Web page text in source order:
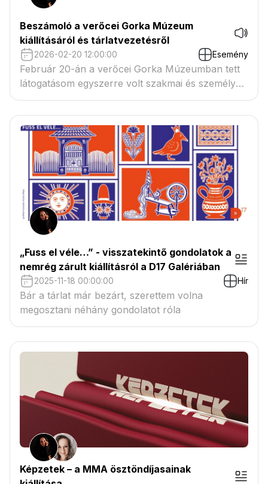
Beszámoló a verőcei Gorka Múzeum
kiállításáról és tárlatvezetésről
2026-02-20 12:00:00 Esemény
Február 20-án a verőcei Gorka Múzeumban tett
látogatásom egyszerre volt szakmai és személyes
élmény.
„Fuss el véle…” - visszatekintő gondolatok a
nemrég zárult kiállításról a D17 Galériában
2025-11-18 00:00:00 Hír
Bár a tárlat már bezárt, szerettem volna
megosztani néhány gondolatot róla
Képzetek – a MMA ösztöndíjasainak